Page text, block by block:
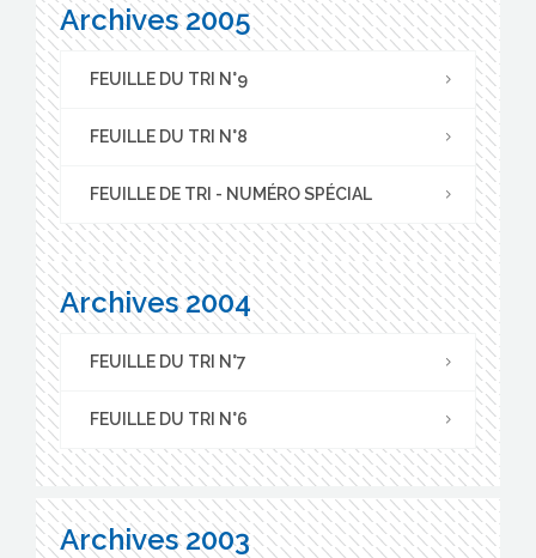
Archives 2005
FEUILLE DU TRI N°9
FEUILLE DU TRI N°8
FEUILLE DE TRI - NUMÉRO SPÉCIAL
Archives 2004
FEUILLE DU TRI N°7
FEUILLE DU TRI N°6
Archives 2003